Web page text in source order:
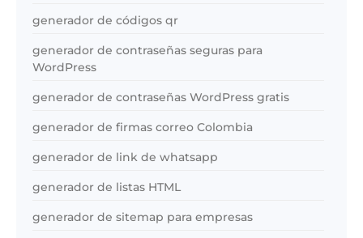
generador de códigos qr
generador de contraseñas seguras para
WordPress
generador de contraseñas WordPress gratis
generador de firmas correo Colombia
generador de link de whatsapp
generador de listas HTML
generador de sitemap para empresas